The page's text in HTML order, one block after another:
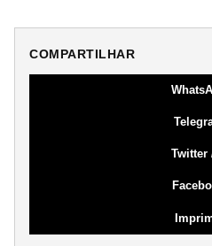
COMPARTILHAR
Twitter